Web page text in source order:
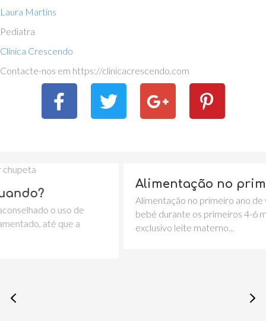
Laura Martins
Pediatra
Clínica Crescendo
Contacte-nos em https://clinicacrescendo.com
de
a
Alimentação no primeiro ano
Alimentação no primeiro ano de vida A
bebé durante os primeiros 4-6 meses, deve ser
exclusivo leite materno...